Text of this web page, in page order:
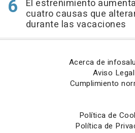
El estreñimiento
cuatro causas que
durante las vacaciones
Acerca de
Aviso Legal
Cumplimiento
Política de
Política de